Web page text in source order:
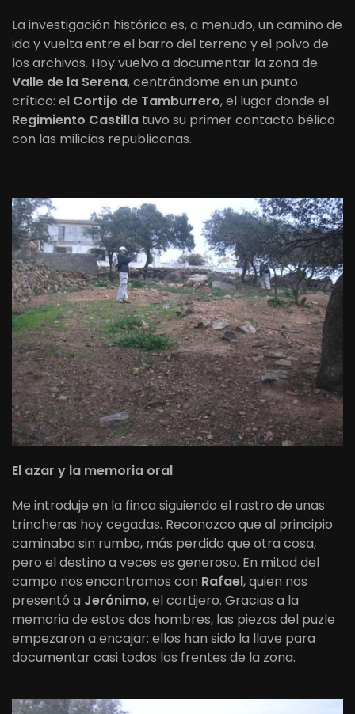
La investigación histórica es, a menudo, un camino de
ida y vuelta entre el barro del terreno y el polvo de
los archivos. Hoy vuelvo a documentar la zona de
Valle de la Serena, centrándome en un punto
crítico: el Cortijo de Tamburrero, el lugar donde el
Regimiento Castilla tuvo su primer contacto bélico
con las milicias republicanas.
El azar y la memoria oral
Me introduje en la finca siguiendo el rastro de unas
trincheras hoy cegadas. Reconozco que al principio
caminaba sin rumbo, más perdido que otra cosa,
pero el destino a veces es generoso. En mitad del
campo nos encontramos con Rafael, quien nos
presentó a Jerónimo, el cortijero. Gracias a la
memoria de estos dos hombres, las piezas del puzle
empezaron a encajar: ellos han sido la llave para
documentar casi todos los frentes de la zona.